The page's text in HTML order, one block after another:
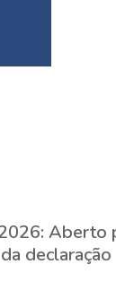
Aberto
declaração